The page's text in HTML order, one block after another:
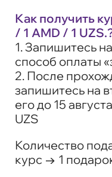
Как получить
/ 1 AMD / 1
1. Запишитесь
способ оплаты
2. После
запишитесь на
его до 15
UZS
Количество
курс → 1